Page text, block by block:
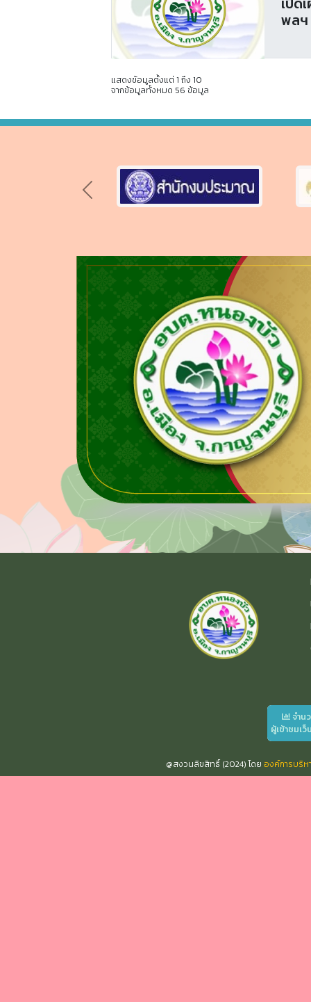
พลฯ
แสดงข้อมูลตั้งแต่ 1 ถึง 10
จากข้อมูลทั้งหมด 56 ข้อมูล
Previous
จำน
ผู้เข้าชมเว็
@สงวนลิขสิทธิ์ (2024) โดย องค์การบริ